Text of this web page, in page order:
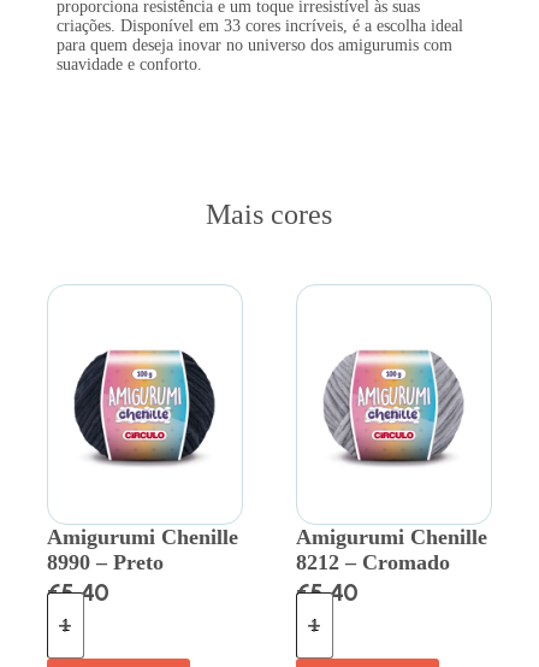
proporciona resistência e um toque irresistível às suas
criações. Disponível em 33 cores incríveis, é a escolha ideal
para quem deseja inovar no universo dos amigurumis com
suavidade e conforto.
Mais cores
Amigurumi Chenille
8990 – Preto
€5.40
Amigurumi Chenille
8212 – Cromado
€5.40